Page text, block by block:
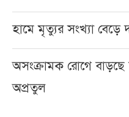
হামে মৃত্যুর সংখ্যা বেড়ে
অসংক্রামক রোগে বাড়ছে
অপ্রতুল